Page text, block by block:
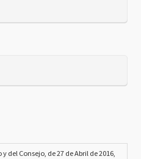
del Consejo, de 27 de Abril de 2016,